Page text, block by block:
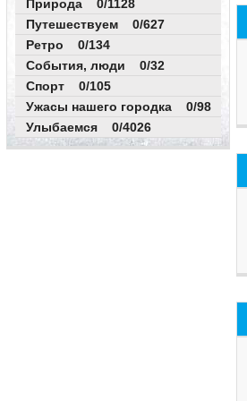
Природа 0/1128
Путешествуем 0/627
Ретро 0/134
События, люди 0/32
Спорт 0/105
Ужасы нашего городка 0/98
Улыбаемся 0/4026